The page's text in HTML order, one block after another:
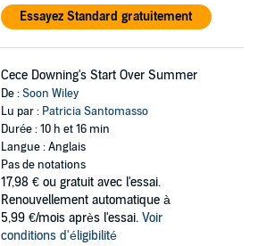
Essayez Standard gratuitement
Cece Downing's Start Over Summer
De :Soon Wiley
Lu par : Patricia Santomasso
Durée : 10 h et 16 min
Langue : Anglais
Pas de notations
17,98 € ou gratuit avec l'essai.
Renouvellement automatique à
5,99 €/mois après l'essai. Voir
conditions d'éligibilité